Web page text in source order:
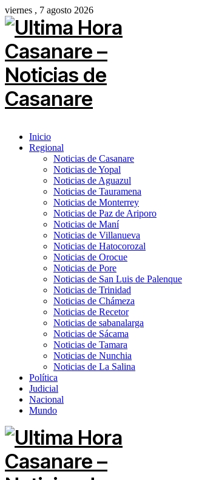
viernes , 7 agosto 2026
Inicio
Regional
Noticias de Casanare
Noticias de Yopal
Noticias de Aguazul
Noticias de Tauramena
Noticias de Monterrey
Noticias de Paz de Ariporo
Noticias de Maní
Noticias de Villanueva
Noticias de Hatocorozal
Noticias de Orocue
Noticias de Pore
Noticias de San Luis de Palenque
Noticias de Trinidad
Noticias de Chámeza
Noticias de Recetor
Noticias de sabanalarga
Noticias de Sácama
Noticias de Tamara
Noticias de Nunchia
Noticias de La Salina
Política
Judicial
Nacional
Mundo